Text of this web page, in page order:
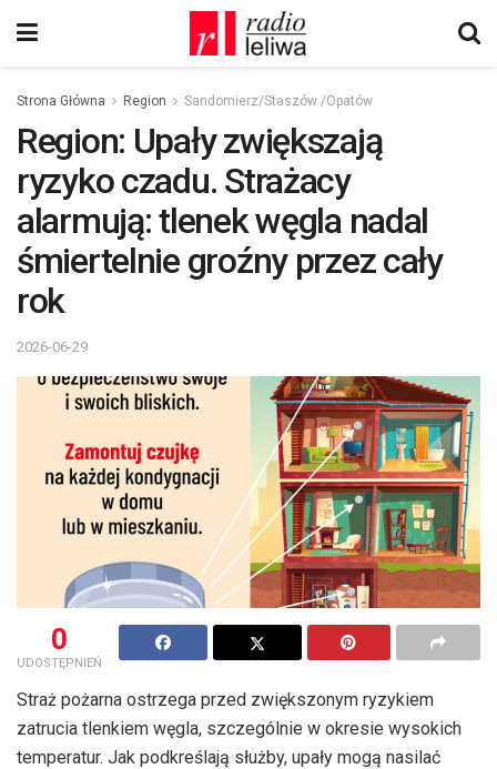
Strona Główna Region Sandomierz/Staszów /Opatów
Region: Upały zwiększają
ryzyko czadu. Strażacy
alarmują: tlenek węgla nadal
śmiertelnie groźny przez cały
rok
2026-06-29
0
UDOSTĘPNIEŃ
Straż pożarna ostrzega przed zwiększonym ryzykiem
zatrucia tlenkiem węgla, szczególnie w okresie wysokich
temperatur. Jak podkreślają służby, upały mogą nasilać